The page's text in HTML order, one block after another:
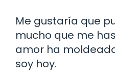
Me gustaría que
mucho que me
amor ha
soy hoy.